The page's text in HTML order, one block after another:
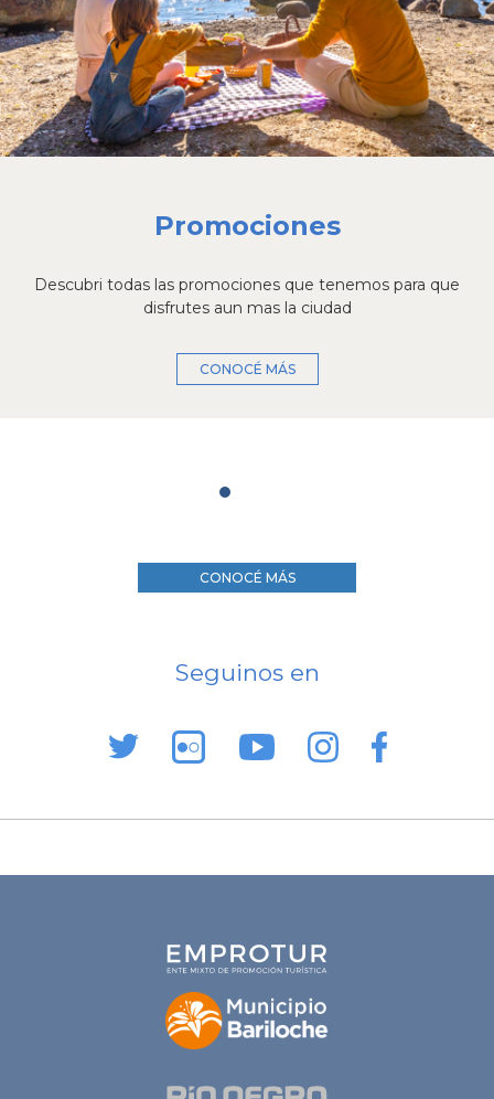
Promociones
Descubri todas las promociones que tenemos para que
disfrutes aun mas la ciudad
CONOCÉ MÁS
CONOCÉ MÁS
Seguinos en